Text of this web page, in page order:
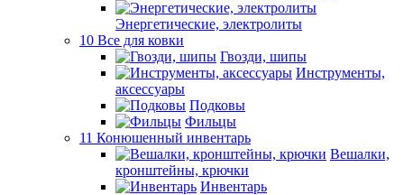
Энергетические, электролиты
10 Все для ковки
Гвозди, шипы
Инструменты,
аксессуары
Подковы
Фильцы
11 Конюшенный инвентарь
Вешалки,
кронштейны, крючки
Инвентарь